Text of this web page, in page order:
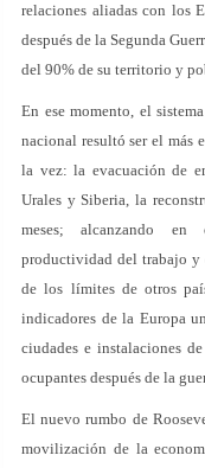
relaciones aliadas con los
después de la Segunda
del 90% de su territorio y
En ese momento, el
nacional resultó ser el más
la vez: la evacuación de
Urales y Siberia, la
meses; alcanzando en
productividad del trabajo y
de los límites de otros
indicadores de la Europa
ciudades e instalaciones
ocupantes después de la
El nuevo rumbo de
movilización de la